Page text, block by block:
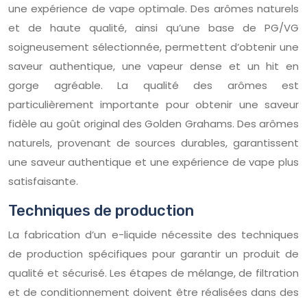
une expérience de vape optimale. Des arômes naturels
et de haute qualité, ainsi qu’une base de PG/VG
soigneusement sélectionnée, permettent d’obtenir une
saveur authentique, une vapeur dense et un hit en
gorge agréable. La qualité des arômes est
particulièrement importante pour obtenir une saveur
fidèle au goût original des Golden Grahams. Des arômes
naturels, provenant de sources durables, garantissent
une saveur authentique et une expérience de vape plus
satisfaisante.
Techniques de production
La fabrication d’un e-liquide nécessite des techniques
de production spécifiques pour garantir un produit de
qualité et sécurisé. Les étapes de mélange, de filtration
et de conditionnement doivent être réalisées dans des